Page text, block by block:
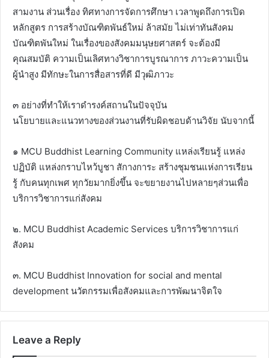
สามงาน ส่วนเรื่อง ทิศทางการจัดการศึกษา เวลาพูดถึงการเปิด
หลักสูตร การสร้างบัณฑิตพันธ์ใหม่ ล้าสมัย ไม่เท่าทันสังคม
บัณฑิตพันใหม่ ในเรื่องของสังคมมนุษยศาสตร์ จะต้องมี
คุณสมบัติ ความเป็นเลิศทางวิชาการบูรณาการ ภาวะความเป็น
ผู้นำสูง มีทักษะในการสื่อสารที่ดี มีวุฒิภาวะ
๓ อย่างที่ทำให้เราดำรงค์สถานในปัจจุบัน
นโยบายและแนวทางของส่วนงานที่รับผิดชอบด้านวิจัย นับจากนี้
๑ MCU Buddhist Learning Community แหล่งเรียนรู้ แหล่ง
ปฏิบัติ แหล่งกราบไหว้บูชา สักางการะ สร้างชุมชนแห่งการเรียน
รู้ กับคนทุกเพศ ทุกวัยมากยิ่งขึ้น จะขยายงานไปหลายๆส่วนเพื่อ
บริการวิชาการแก่สังคม
๒. MCU Buddhist Academic Services บริการวิชาการแก่
สังคม
๓. MCU Buddhist Innovation for social and mental
development นวัตกรรมเพื่อสังคมและการพัฒนาจิตใจ
Leave a Reply